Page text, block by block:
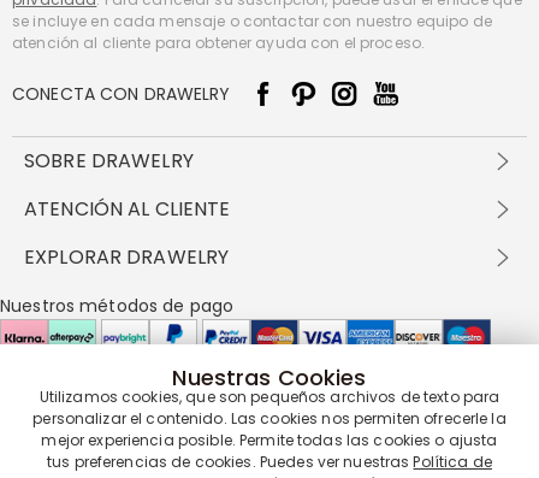
se incluye en cada mensaje o contactar con nuestro equipo de
atención al cliente para obtener ayuda con el proceso.
CONECTA CON DRAWELRY
SOBRE DRAWELRY
Sobre nosotros
política de privacidad
Preguntas frecuentes
Política de cookies
ATENCIÓN AL CLIENTE
Envío y entrega
Devolución en 60 días
Cómo cuidar
EXPLORAR DRAWELRY
Drawelry Prime
Programa de Recompensas
Nuestros métodos de pago
Nuestros socios de entrega
Nuestras Cookies
Utilizamos cookies, que son pequeños archivos de texto para
personalizar el contenido. Las cookies nos permiten ofrecerle la
mejor experiencia posible. Permite todas las cookies o ajusta
tus preferencias de cookies. Puedes ver nuestrasPolítica de